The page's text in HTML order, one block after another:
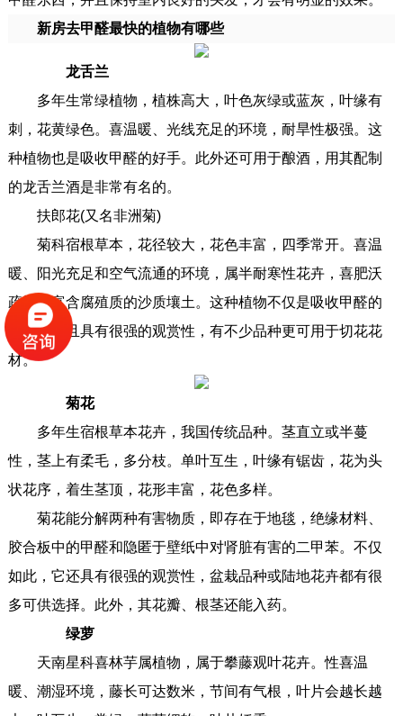
新房去甲醛最快的植物有哪些
龙舌兰
多年生常绿植物，植株高大，叶色灰绿或蓝灰，叶缘有
刺，花黄绿色。喜温暖、光线充足的环境，耐旱性极强。这
种植物也是吸收甲醛的好手。此外还可用于酿酒，用其配制
的龙舌兰酒是非常有名的。
扶郎花(又名非洲菊)
菊科宿根草本，花径较大，花色丰富，四季常开。喜温
暖、阳光充足和空气流通的环境，属半耐寒性花卉，喜肥沃
疏松，富含腐殖质的沙质壤土。这种植物不仅是吸收甲醛的
好手，而且具有很强的观赏性，有不少品种更可用于切花花
材。
菊花
多年生宿根草本花卉，我国传统品种。茎直立或半蔓
性，茎上有柔毛，多分枝。单叶互生，叶缘有锯齿，花为头
状花序，着生茎顶，花形丰富，花色多样。
菊花能分解两种有害物质，即存在于地毯，绝缘材料、
胶合板中的甲醛和隐匿于壁纸中对肾脏有害的二甲苯。不仅
如此，它还具有很强的观赏性，盆栽品种或陆地花卉都有很
多可供选择。此外，其花瓣、根茎还能入药。
绿萝
天南星科喜林芋属植物，属于攀藤观叶花卉。性喜温
暖、潮湿环境，藤长可达数米，节间有气根，叶片会越长越